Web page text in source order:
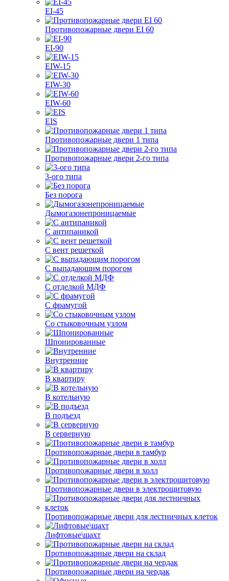
EI-45
Противопожарные двери EI 60
EI-90
EIW-15
EIW-30
EIW-60
EIS
Противопожарные двери 1 типа
Противопожарные двери 2-го типа
3-ого типа
Без порога
Дымогазонепроницаемые
С антипаникой
С вент решеткой
С выпадающим порогом
С отделкой МДФ
С фрамугой
Со стыковочным узлом
Шпонированные
Внутренние
В квартиру
В котельную
В подъезд
В серверную
Противопожарные двери в тамбур
Противопожарные двери в холл
Противопожарные двери в электрощитовую
Противопожарные двери для лестничных клеток
Лифтовые\шахт
Противопожарные двери на склад
Противопожарные двери на чердак